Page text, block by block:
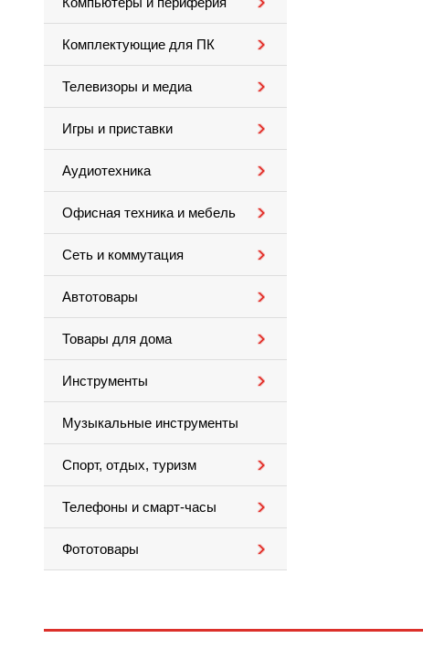
Комплектующие для ПК
Телевизоры и медиа
Игры и приставки
Аудиотехника
Офисная техника и мебель
Сеть и коммутация
Автотовары
Товары для дома
Инструменты
Музыкальные инструменты
Спорт, отдых, туризм
Телефоны и смарт-часы
Фототовары